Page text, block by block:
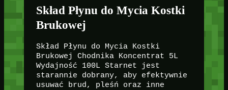
Skład Płynu do Mycia Kostki
Brukowej
Skład Płynu do Mycia Kostki
Brukowej Chodnika Koncentrat 5L
Wydajność 100L Starnet jest
starannie dobrany, aby efektywnie
usuwać brud, pleśń oraz inne